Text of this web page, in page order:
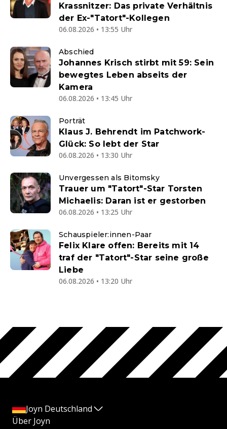
Krassnitzer: Das private Verhältnis
der Ex-"Tatort"-Kollegen
06.08.2026 • 13:55 Uhr
Abschied
Johannes Krisch stirbt mit 59: Sein
bewegtes Leben abseits der
Kamera
06.08.2026 • 13:45 Uhr
Porträt
Klaus J. Behrendt im Patchwork-
Glück: So lebt der Star
06.08.2026 • 13:30 Uhr
Unvergessen als Bitomsky
Trauer um "Tatort"-Star Torsten
Michaelis: Daran ist er gestorben
06.08.2026 • 13:25 Uhr
Schauspieler:innen-Paar
Felix Klare offen: Bereits mit 14
traf der "Tatort"-Star seine große
Liebe
06.08.2026 • 13:20 Uhr
Joyn Deutschland
Über Joyn